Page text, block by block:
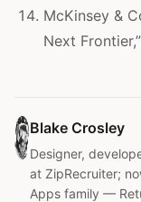
McKinsey &
Next
Blake Crosley
Designer,
at ZipRecruiter;
Apps family —